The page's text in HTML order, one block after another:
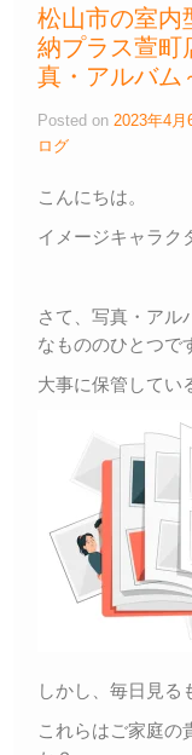
o
o
k
松山市の室内
納プラス萱
真・アルバム
Posted on 2023年4月
ログ
こんにちは。
イメージキャラク
さて、写真・アル
なもののひとつで
大事に保管してい
しかし、毎日見る
これらはご家庭の